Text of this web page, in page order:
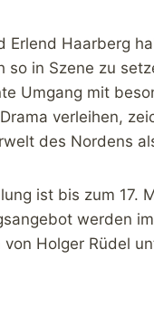
Erlend Haarberg
so in Szene zu
Umgang mit
verleihen,
des Nordens
ist bis zum 17.
werden
von Holger Rüdel